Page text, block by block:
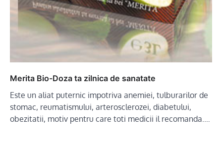
Merita Bio-Doza ta zilnica de sanatate
Este un aliat puternic impotriva anemiei, tulburarilor de
stomac, reumatismului, arterosclerozei, diabetului,
obezitatii, motiv pentru care toti medicii il recomanda.…